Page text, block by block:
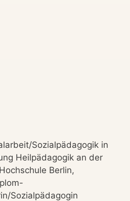
Sozialpädagogik in
Heilpädagogik an der
Berlin,
Sozialpädagogin